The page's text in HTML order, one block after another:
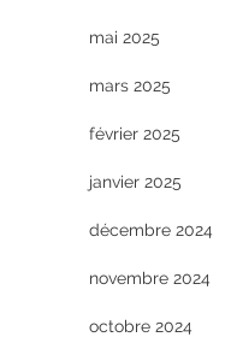
mai 2025
mars 2025
février 2025
janvier 2025
décembre 2024
novembre 2024
octobre 2024